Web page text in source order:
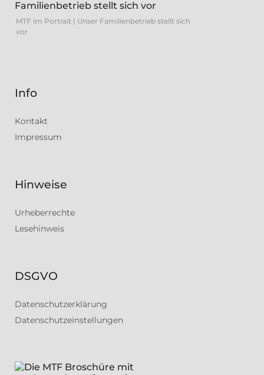
MTF im Portrait | Unser Familienbetrieb stellt sich
vor
Info
Kontakt
Impressum
Hinweise
Urheberrechte
Lesehinweis
DSGVO
Datenschutzerklärung
Datenschutzeinstellungen